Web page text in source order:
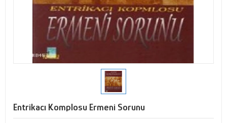
Entrikacı Komplosu Ermeni Sorunu